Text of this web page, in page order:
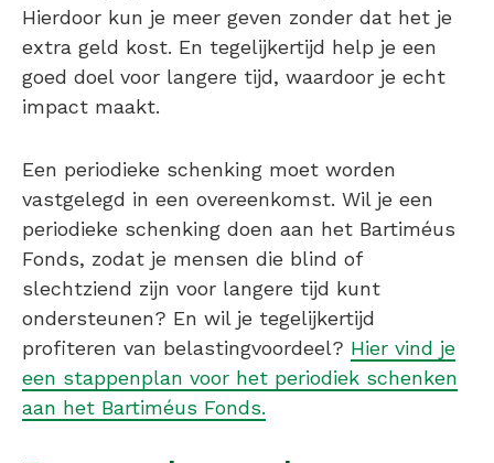
Hierdoor kun je meer geven zonder dat het je
extra geld kost. En tegelijkertijd help je een
goed doel voor langere tijd, waardoor je echt
impact maakt.
Een periodieke schenking moet worden
vastgelegd in een overeenkomst. Wil je een
periodieke schenking doen aan het Bartiméus
Fonds, zodat je mensen die blind of
slechtziend zijn voor langere tijd kunt
ondersteunen? En wil je tegelijkertijd
profiteren van belastingvoordeel? Hier vind je
een stappenplan voor het periodiek schenken
aan het Bartiméus Fonds.